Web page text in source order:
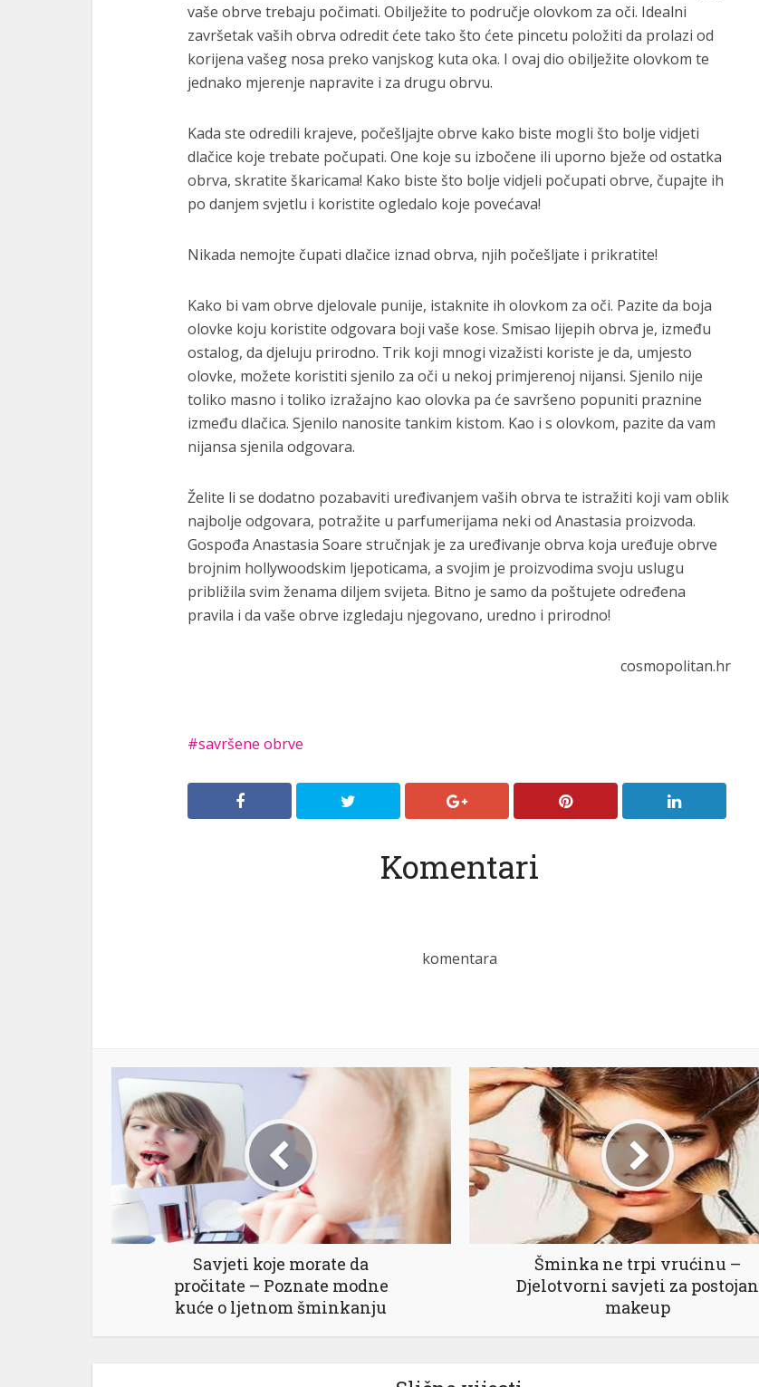
vaše obrve trebaju počimati. Obilježite to područje olovkom za oči. Idealni
završetak vaših obrva odredit ćete tako što ćete pincetu položiti da prolazi od
korijena vašeg nosa preko vanjskog kuta oka. I ovaj dio obilježite olovkom te
jednako mjerenje napravite i za drugu obrvu.
Kada ste odredili krajeve, počešljajte obrve kako biste mogli što bolje vidjeti
dlačice koje trebate počupati. One koje su izbočene ili uporno bježe od ostatka
obrva, skratite škaricama! Kako biste što bolje vidjeli počupati obrve, čupajte ih
po danjem svjetlu i koristite ogledalo koje povećava!
Nikada nemojte čupati dlačice iznad obrva, njih počešljate i prikratite!
Kako bi vam obrve djelovale punije, istaknite ih olovkom za oči. Pazite da boja
olovke koju koristite odgovara boji vaše kose. Smisao lijepih obrva je, između
ostalog, da djeluju prirodno. Trik koji mnogi vizažisti koriste je da, umjesto
olovke, možete koristiti sjenilo za oči u nekoj primjerenoj nijansi. Sjenilo nije
toliko masno i toliko izražajno kao olovka pa će savršeno popuniti praznine
između dlačica. Sjenilo nanosite tankim kistom. Kao i s olovkom, pazite da vam
nijansa sjenila odgovara.
Želite li se dodatno pozabaviti uređivanjem vaših obrva te istražiti koji vam oblik
najbolje odgovara, potražite u parfumerijama neki od Anastasia proizvoda.
Gospođa Anastasia Soare stručnjak je za uređivanje obrva koja uređuje obrve
brojnim hollywoodskim ljepoticama, a svojim je proizvodima svoju uslugu
približila svim ženama diljem svijeta. Bitno je samo da poštujete određena
pravila i da vaše obrve izgledaju njegovano, uredno i prirodno!
cosmopolitan.hr
savršene obrve
Komentari
komentara
Savjeti koje morate da
pročitate – Poznate modne
kuće o ljetnom šminkanju
Šminka ne trpi vrućinu –
Djelotvorni savjeti za postojan
makeup